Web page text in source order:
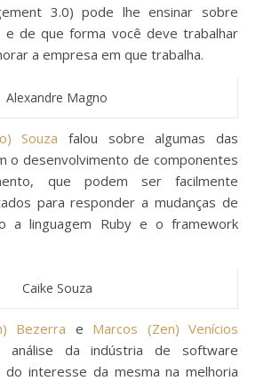
3.0) pode lhe ensinar sobre
e de que forma você deve trabalhar
a empresa em que trabalha.
Alexandre Magno
Souza falou sobre algumas das
o desenvolvimento de componentes
que podem ser facilmente
para responder a mudanças de
a linguagem Ruby e o framework
Caike Souza
Bezerra e Marcos (Zen) Venícios
análise da indústria de software
do interesse da mesma na melhoria